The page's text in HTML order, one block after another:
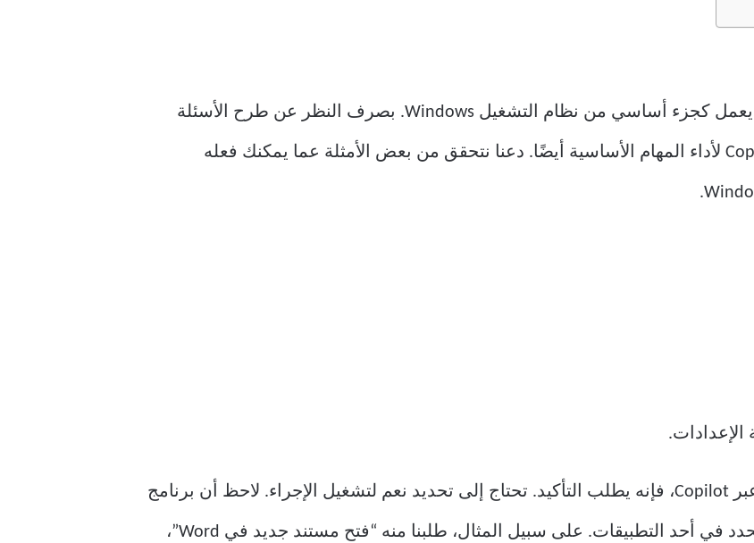
لقد تأكدت Microsoft من أن برنامج Copilot يعمل كجزء أساسي من نظام التشغيل Windows. بصرف النظر عن طرح الأسئلة
والاستفسارات الأخرى، يمكنك استخدام Copilot لأداء المهام الأساسية أيضًا. دعنا نتحقق من بعض الأمثلة عما يمكنك فعله
عندما تقوم بتشغيل مطالبة لتنفيذ أي إجراء عبر Copilot، فإنه يطلب التأكيد. تحتاج إلى تحديد نعم لتشغيل الإجراء. لاحظ أن برنامج
Copilot ليس ذكيًا بما يكفي لتشغيل إجراء محدد في أحد التطبيقات. على سبيل المثال، طلبنا منه “فتح مستند جديد في Word”،